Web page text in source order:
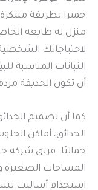
جميرا بطريقة
منزل له طابعه
لاحتياجاتك
النباتات المناسبة
أن تكون الحديقة
كما أن تصميم
الحدائق، أماكن
جماليًا. فريق شركة
المساحات الصغيرة
استخدام أساليب